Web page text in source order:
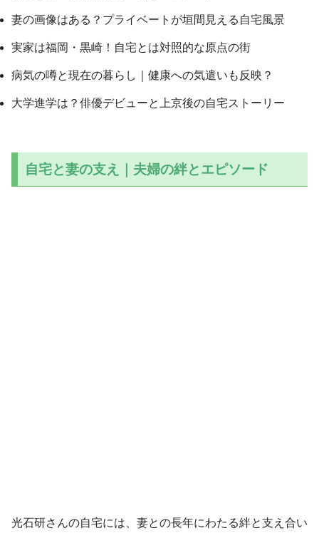
妻の画像はある？プライベートが垣間見える自宅風景
実家は福岡・黒崎！自宅とは対照的な原点の街
病気の噂と現在の暮らし｜健康への気遣いも反映？
大学進学は？俳優デビューと上京後の自宅ストーリー
自宅と妻の支え｜夫婦の絆とエピソード
光石研さんの自宅には、妻との長年にわたる絆と支え合い